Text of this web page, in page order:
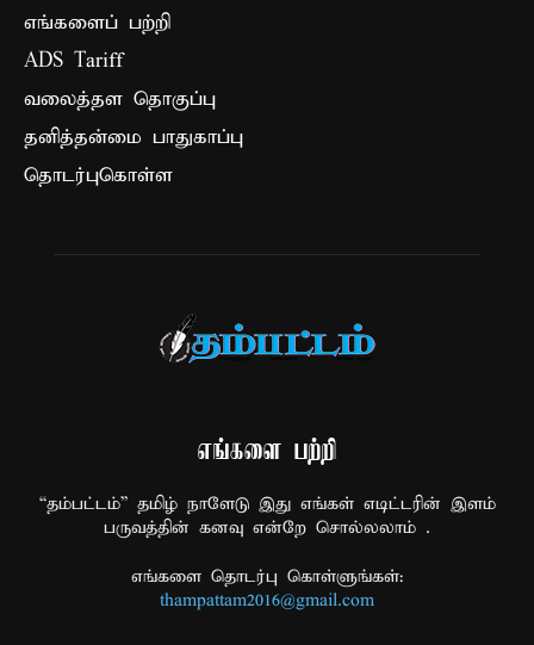
எங்களைப் பற்றி
ADS Tariff
வலைத்தள தொகுப்பு
தனித்தன்மை பாதுகாப்பு
தொடர்புகொள்ள
எங்களை பற்றி
“தம்பட்டம்” தமிழ் நாளேடு இது எங்கள் எடிட்டரின் இளம்
பருவத்தின் கனவு என்றே சொல்லலாம் .
எங்களை தொடர்பு கொள்ளுங்கள்:
thampattam2016@gmail.com